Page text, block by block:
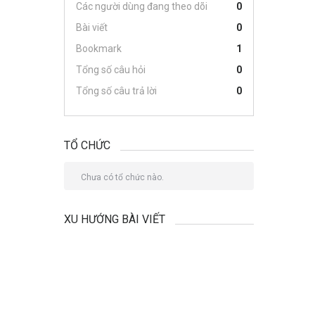
Các người dùng đang theo dõi
0
Bài viết
0
Bookmark
1
Tổng số câu hỏi
0
Tổng số câu trả lời
0
TỔ CHỨC
Chưa có tổ chức nào.
XU HƯỚNG BÀI VIẾT